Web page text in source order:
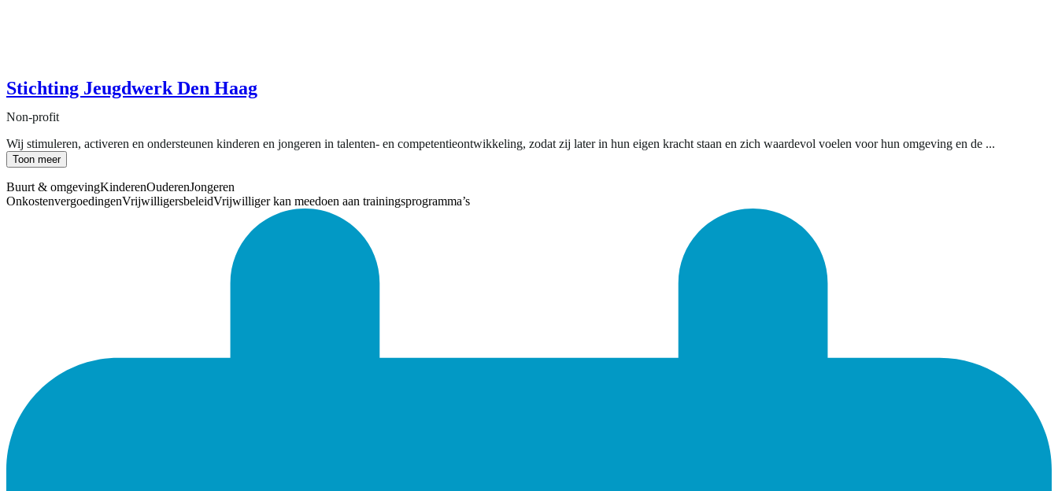
Stichting Jeugdwerk Den Haag
Non-profit
Wij stimuleren, activeren en ondersteunen kinderen en jongeren in talenten- en competentieontwikkeling, zodat zij later in hun eigen kracht staan en zich waardevol voelen voor hun omgeving en de ...
Toon meer
Buurt & omgevingKinderenOuderenJongeren
OnkostenvergoedingenVrijwilligersbeleidVrijwilliger kan meedoen aan trainingsprogramma’s